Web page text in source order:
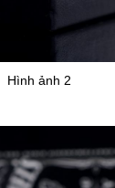
Hình ảnh 2